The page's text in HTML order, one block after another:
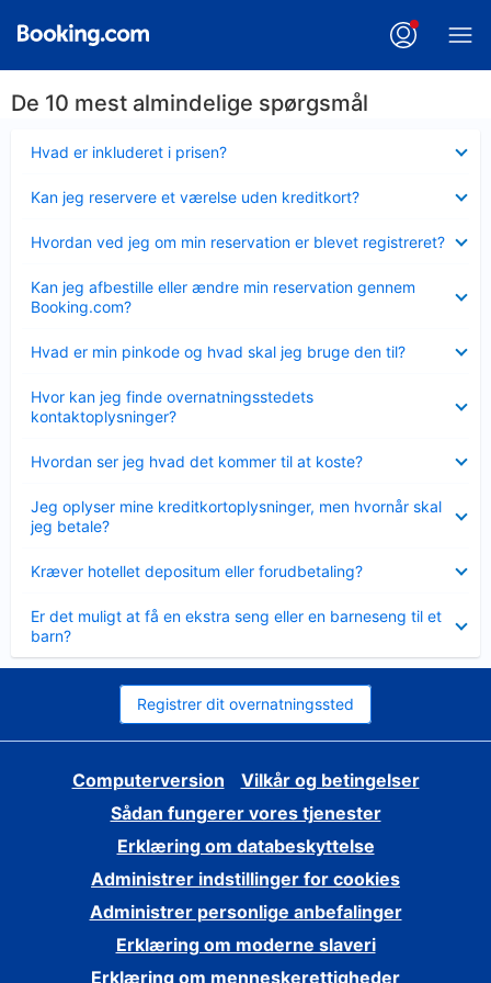
De 10 mest almindelige spørgsmål
Hvad er inkluderet i prisen?
Kan jeg reservere et værelse uden kreditkort?
Hvordan ved jeg om min reservation er blevet registreret?
Kan jeg afbestille eller ændre min reservation gennem
Booking.com?
Hvad er min pinkode og hvad skal jeg bruge den til?
Hvor kan jeg finde overnatningsstedets
kontaktoplysninger?
Hvordan ser jeg hvad det kommer til at koste?
Jeg oplyser mine kreditkortoplysninger, men hvornår skal
jeg betale?
Kræver hotellet depositum eller forudbetaling?
Er det muligt at få en ekstra seng eller en barneseng til et
barn?
Registrer dit overnatningssted
Computerversion
Vilkår og betingelser
Sådan fungerer vores tjenester
Erklæring om databeskyttelse
Administrer indstillinger for cookies
Administrer personlige anbefalinger
Erklæring om moderne slaveri
Erklæring om menneskerettigheder